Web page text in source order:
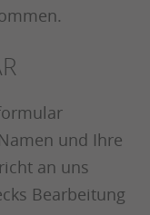
und Ihre
an uns
Bearbeitung